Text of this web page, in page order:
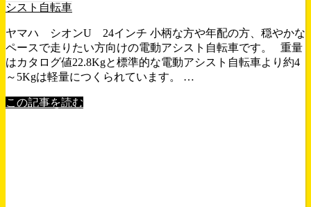
シスト自転車
ヤマハ シオンU 24インチ 小柄な方や年配の方、穏やかな
ペースで走りたい方向けの電動アシスト自転車です。 重量
はカタログ値22.8Kgと標準的な電動アシスト自転車より約4
～5Kgは軽量につくられています。 …
この記事を読む